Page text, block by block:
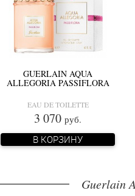
GUERLAIN AQUA
ALLEGORIA PASSIFLORA
EAU DE TOILETTE
3 070 руб.
В КОРЗИНУ
Guerlain